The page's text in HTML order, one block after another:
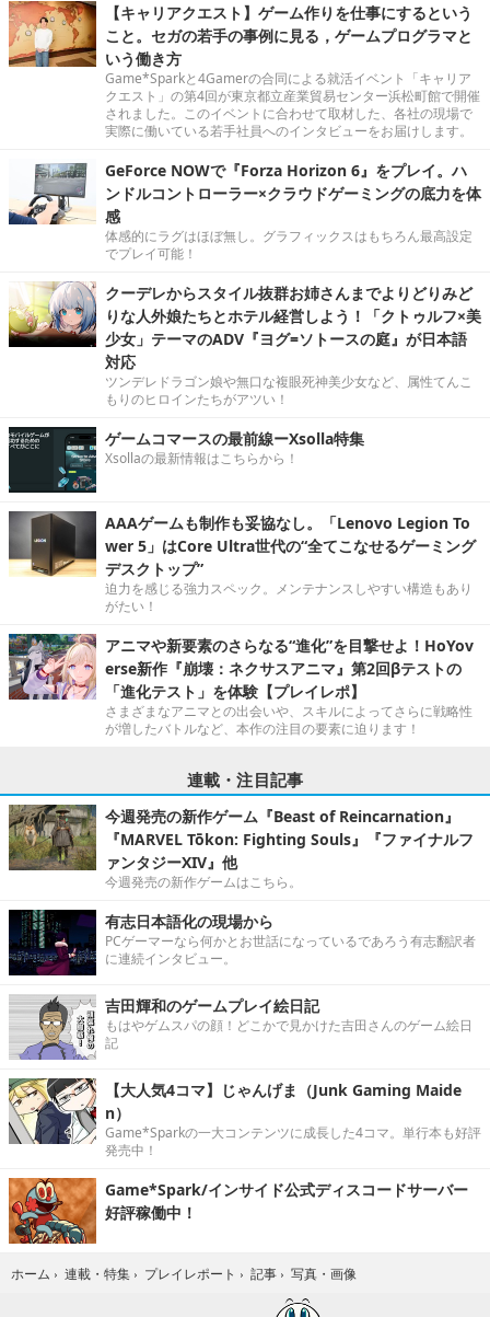
【キャリアクエスト】ゲーム作りを仕事にするという
こと。セガの若手の事例に見る，ゲームプログラマと
いう働き方
Game*Sparkと4Gamerの合同による就活イベント「キャリア
クエスト」の第4回が東京都立産業貿易センター浜松町館で開催
されました。このイベントに合わせて取材した、各社の現場で
実際に働いている若手社員へのインタビューをお届けします。
GeForce NOWで『Forza Horizon 6』をプレイ。ハ
ンドルコントローラー×クラウドゲーミングの底力を体
感
体感的にラグはほぼ無し。グラフィックスはもちろん最高設定
でプレイ可能！
クーデレからスタイル抜群お姉さんまでよりどりみど
りな人外娘たちとホテル経営しよう！「クトゥルフ×美
少女」テーマのADV『ヨグ=ソトースの庭』が日本語
対応
ツンデレドラゴン娘や無口な複眼死神美少女など、属性てんこ
もりのヒロインたちがアツい！
ゲームコマースの最前線ーXsolla特集
Xsollaの最新情報はこちらから！
AAAゲームも制作も妥協なし。「Lenovo Legion To
wer 5」はCore Ultra世代の“全てこなせるゲーミング
デスクトップ”
迫力を感じる強力スペック。メンテナンスしやすい構造もあり
がたい！
アニマや新要素のさらなる“進化”を目撃せよ！HoYov
erse新作『崩壊：ネクサスアニマ』第2回βテストの
「進化テスト」を体験【プレイレポ】
さまざまなアニマとの出会いや、スキルによってさらに戦略性
が増したバトルなど、本作の注目の要素に迫ります！
連載・注目記事
今週発売の新作ゲーム『Beast of Reincarnation』
『MARVEL Tōkon: Fighting Souls』『ファイナルフ
ァンタジーXIV』他
今週発売の新作ゲームはこちら。
有志日本語化の現場から
PCゲーマーなら何かとお世話になっているであろう有志翻訳者
に連続インタビュー。
吉田輝和のゲームプレイ絵日記
もはやゲムスパの顔！どこかで見かけた吉田さんのゲーム絵日
記
【大人気4コマ】じゃんげま（Junk Gaming Maide
n）
Game*Sparkの一大コンテンツに成長した4コマ。単行本も好評
発売中！
Game*Spark/インサイド公式ディスコードサーバー
好評稼働中！
ホーム › 連載・特集 › プレイレポート › 記事 › 写真・画像